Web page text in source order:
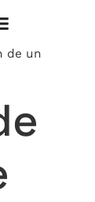
de un